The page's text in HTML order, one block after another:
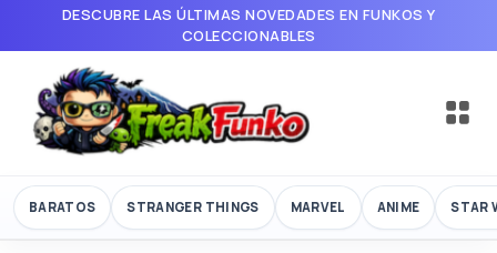
DESCUBRE LAS ÚLTIMAS NOVEDADES EN FUNKOS Y
COLECCIONABLES
BARATOS STRANGER THINGS MARVEL ANIME STAR